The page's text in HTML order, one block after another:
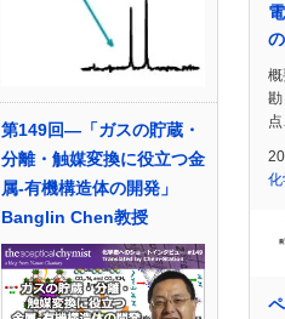
第149回―「ガスの貯蔵・
分離・触媒変換に役立つ金
属-有機構造体の開発」
Banglin Chen教授
概
点